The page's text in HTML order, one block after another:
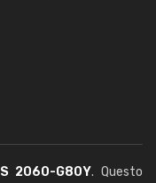
S 2060-G80Y. Questo